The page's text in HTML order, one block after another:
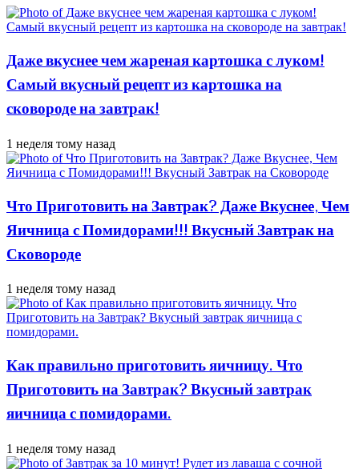
Даже вкуснее чем жареная картошка с луком!
Самый вкусный рецепт из картошка на
сковороде на завтрак!
1 неделя тому назад
Что Приготовить на Завтрак? Даже Вкуснее, Чем
Яичница с Помидорами!!! Вкусный Завтрак на
Сковороде
1 неделя тому назад
Как правильно приготовить яичницу. Что
Приготовить на Завтрак? Вкусный завтрак
яичница с помидорами.
1 неделя тому назад